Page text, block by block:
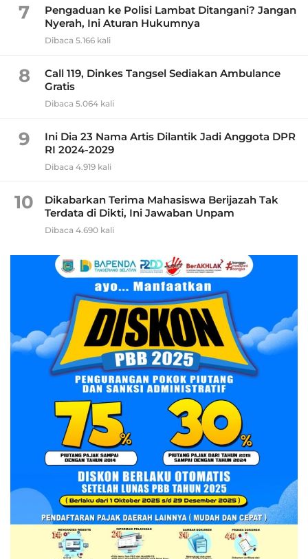
7
Pengaduan ke Polisi Lambat Ditangani? Jangan
Nyerah, Ini Aturan Hukumnya
Dibaca 5.166 kali
8
Call 119, Dinkes Tangsel Sediakan Ambulance
Gratis
Dibaca 5.064 kali
9
Ini Dia 23 Nama Artis Dilantik Jadi Anggota DPR
RI 2024-2029
Dibaca 4.919 kali
10
Dikabarkan Terima Mahasiswa Berijazah Tak
Terdata di Dikti, Ini Jawaban Unpam
Dibaca 4.690 kali